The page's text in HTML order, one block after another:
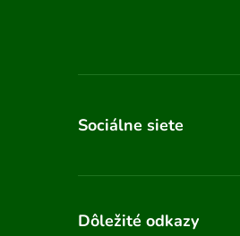
Sociálne siete
Dôležité odkazy